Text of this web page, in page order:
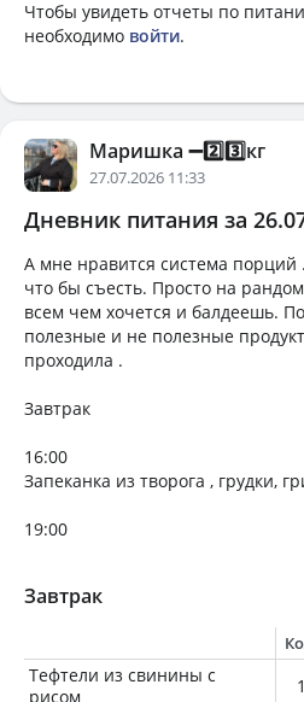
Чтобы увидеть отчеты по
необходимо войти.
Маришка ➖2️⃣3️⃣кг
27.07.2026 11:33
Дневник питания за
А мне нравится система порций
что бы съесть. Просто на
всем чем хочется и балдеешь.
полезные и не полезные
проходила .
Завтрак
16:00
Запеканка из творога , грудки,
19:00
Завтрак
Тефтели из свинины с
рисом